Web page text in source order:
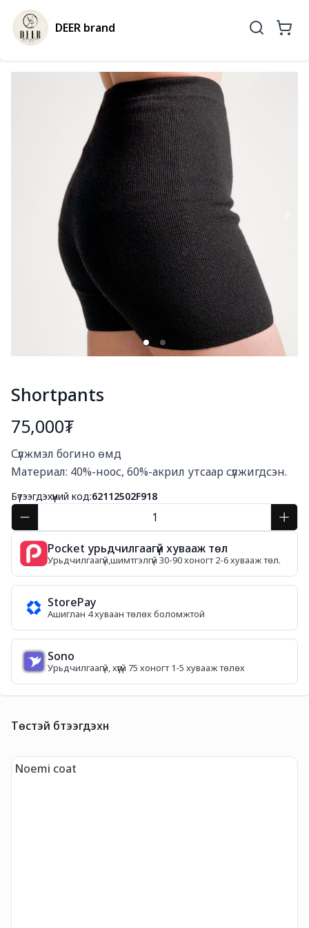
DEER brand
Shortpants
75,000₮
Сүлжмэл богино өмд
Материал: 40%-ноос, 60%-акрил утсаар сүлжигдсэн.
Бүтээгдэхүүний код:62112502F918
Pocket урьдчилгаагүй хувааж төл
Урьдчилгаагүй,шимтгэлгүй 30-90 хоногт 2-6 хувааж төл.
StorePay
Ашиглан 4 хуваан төлөх боломжтой
Sono
Урьдчилгаагүй, хүүгүй 75 хоногт 1-5 хувааж төлөх
Төстэй бүтээгдэхүүн
Noemi coat